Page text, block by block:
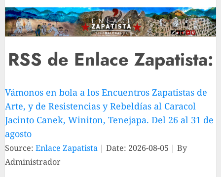
RSS de Enlace Zapatista:
Vámonos en bola a los Encuentros Zapatistas de
Arte, y de Resistencias y Rebeldías al Caracol
Jacinto Canek, Winiton, Tenejapa. Del 26 al 31 de
agosto
Source: Enlace Zapatista Date: 2026-08-05
By
Administrador